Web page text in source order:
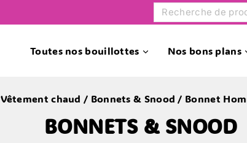
Toutes nos bouillottes Nos bons plans
Vêtement chaud / Bonnets & Snood / Bonnet
BONNETS & SNOOD